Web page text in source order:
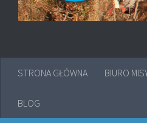
STRONA GŁÓWNA BIURO
BLOG